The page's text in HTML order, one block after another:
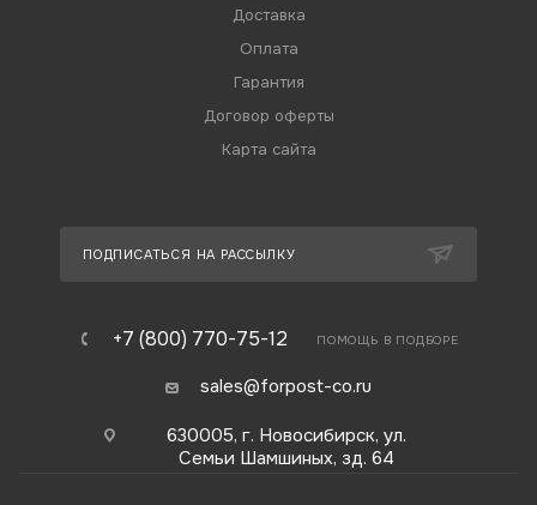
Доставка
Оплата
Гарантия
Договор оферты
Карта сайта
ПОДПИСАТЬСЯ НА РАССЫЛКУ
+7 (800) 770-75-12 ПОМОЩЬ В ПОДБОРЕ
sales@forpost-co.ru
630005, г. Новосибирск, ул.
Семьи Шамшиных, зд. 64